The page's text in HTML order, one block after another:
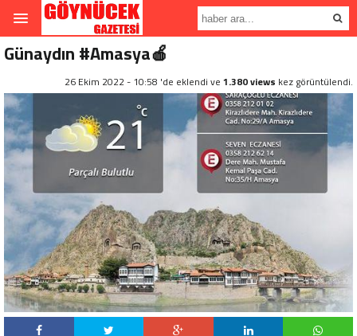
Günaydın #Amasya🍎
26 Ekim 2022 - 10:58 'de eklendi ve 1.380 views kez görüntülendi.